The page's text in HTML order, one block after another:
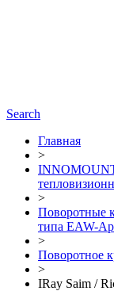
Search
Главная
>
>
Поворотные
типа EAW-
>
Поворотное
>
IRay Saim /